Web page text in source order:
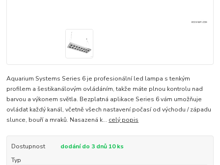
Aquarium Systems Series 6 je profesionální led lampa s tenkým
profilem a šestikanálovým ovládáním, takže máte plnou kontrolu nad
barvou a výkonem světla. Bezplatná aplikace Series 6 vám umožňuje
ovládat každý kanál, včetně všech nastavení počasí od východu / západu
slunce, bouří a mraků. Nasazená k... celý popis
Dostupnost
dodání do 3 dnů 10 ks
Typ